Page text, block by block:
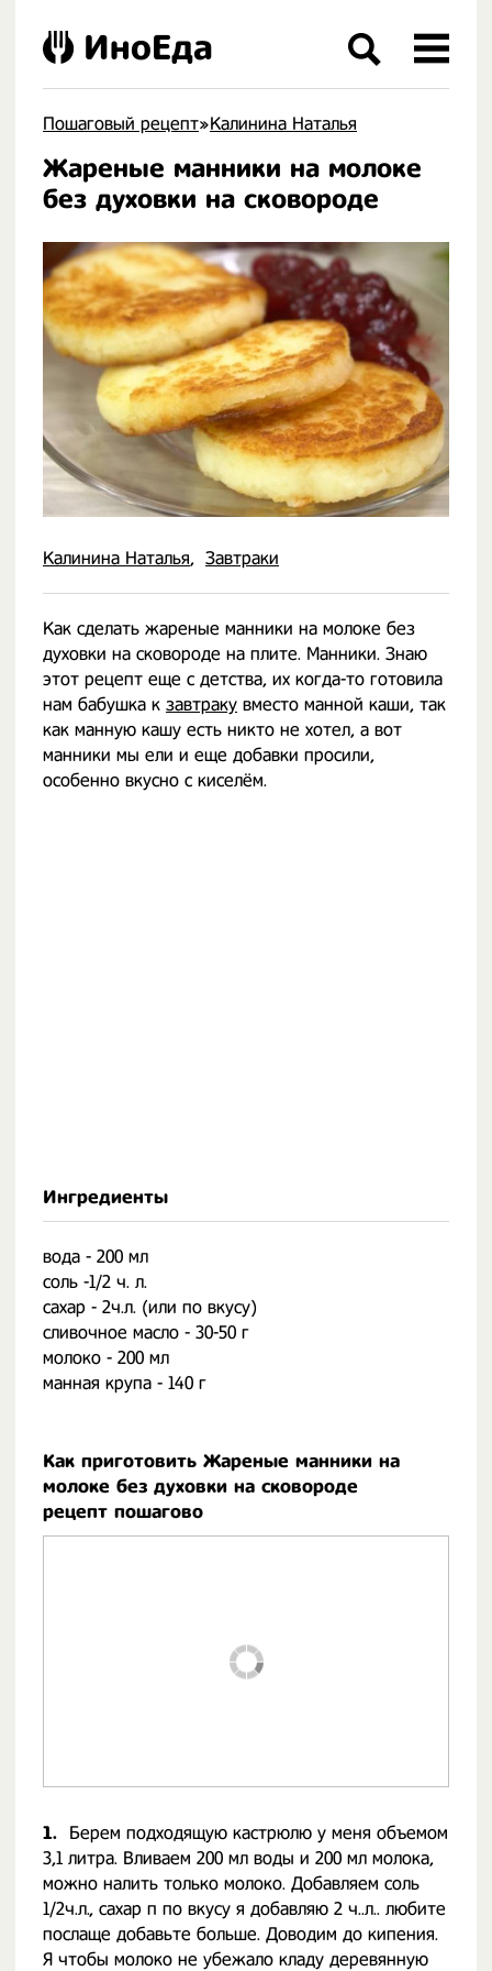
Пошаговый рецепт»Калинина Наталья
Жареные манники на молоке
без духовки на сковороде
Калинина Наталья Завтраки
Как сделать жареные манники на молоке без
духовки на сковороде на плите. Манники. Знаю
этот рецепт еще с детства, их когда-то готовила
нам бабушка к завтраку вместо манной каши, так
как манную кашу есть никто не хотел, а вот
манники мы ели и еще добавки просили,
особенно вкусно с киселём.
Ингредиенты
вода - 200 мл
соль -1/2 ч. л.
сахар - 2ч.л. (или по вкусу)
сливочное масло - 30-50 г
молоко - 200 мл
манная крупа - 140 г
Как приготовить Жареные манники на
молоке без духовки на сковороде
рецепт пошагово
1.
Берем подходящую кастрюлю у меня объемом
3,1 литра. Вливаем 200 мл воды и 200 мл молока,
можно налить только молоко. Добавляем соль
1/2ч.л., сахар п по вкусу я добавляю 2 ч..л.. любите
послаще добавьте больше. Доводим до кипения.
Я чтобы молоко не убежало кладу деревянную
ИноЕда